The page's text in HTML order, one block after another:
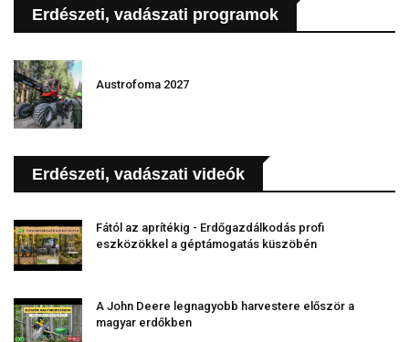
Erdészeti, vadászati programok
Austrofoma 2027
Erdészeti, vadászati videók
Fától az aprítékig - Erdőgazdálkodás profi
eszközökkel a géptámogatás küszöbén
A John Deere legnagyobb harvestere először a
magyar erdőkben